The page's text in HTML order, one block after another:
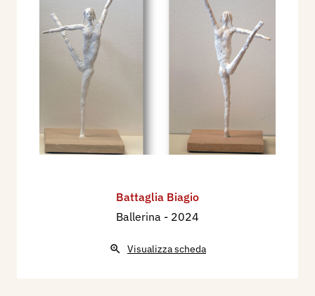
Battaglia Biagio
Ballerina - 2024
Visualizza scheda